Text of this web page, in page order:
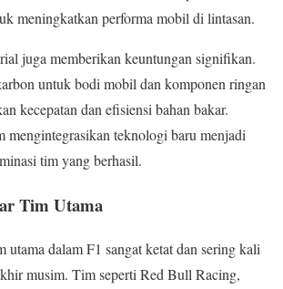
meningkatkan performa mobil di lintasan.
juga memberikan keuntungan signifikan.
untuk bodi mobil dan komponen ringan
kecepatan dan efisiensi bahan bakar.
mengintegrasikan teknologi baru menjadi
tim yang berhasil.
Tim Utama
utama dalam F1 sangat ketat dan sering kali
musim. Tim seperti Red Bull Racing,